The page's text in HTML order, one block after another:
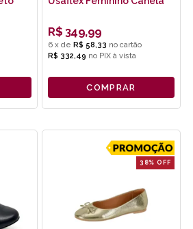
R$ 349,99
6 x de R$ 58,33
R$ 332,49 no PIX
COMPRAR
38% OFF